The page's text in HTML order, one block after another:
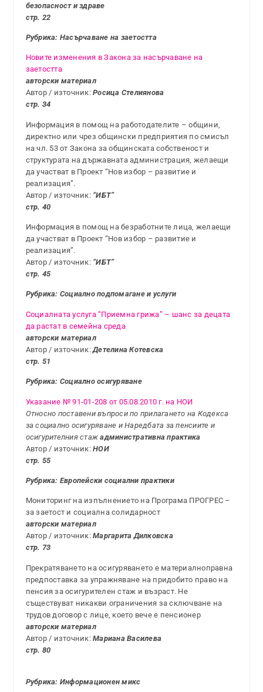
безопасност и здраве
стр. 22
Рубрика: Насърчаване на заетостта
Новите изменения в Закона за насърчаване на
заетостта
авторски материал
Автор / източник:Росица Стелиянова
стр. 34
Информация в помощ на работодателите – общини,
директно или чрез общински предприятия по смисъл
на чл. 53 от Закона за общинската собственост и
структурата на държавната администрация, желаещи
да участват в Проект “Нов избор – развитие и
реализация”.
Автор / източник: “ИБТ”
стр. 40
Информация в помощ на безработните лица, желаещи
да участват в Проект “Нов избор – развитие и
реализация”.
Автор / източник: “ИБТ”
стр. 45
Рубрика: Социално подпомагане и услуги
Социалната услуга “Приемна грижа” – шанс за децата
да растат в семейна среда
авторски материал
Автор / източник:Детелина Котевска
стр. 51
Рубрика: Социално осигуряване
Указание № 91-01-208 от 05.08.2010 г. на НОИ
Относно поставени въпроси по прилагането на Кодекса
за социално осигуряване и Наредбата за пенсиите и
осигурителния стажадминистративна практика
Автор / източник:НОИ
стр. 55
Рубрика: Европейски социални практики
Мониторинг на изпълнението на Програма ПРОГРЕС –
за заетост и социална солидарност
авторски материал
Автор / източник:Маргарита Дилковска
стр. 73
Прекратяването на осигуряването е материалноправна
предпоставка за упражняване на придобито право на
пенсия за осигурителен стаж и възраст. Не
съществуват никакви ограничения за сключване на
трудов договор с лице, което вече е пенсионер
авторски материал
Автор / източник:Мариана Василева
стр. 80
Рубрика: Информационен микс